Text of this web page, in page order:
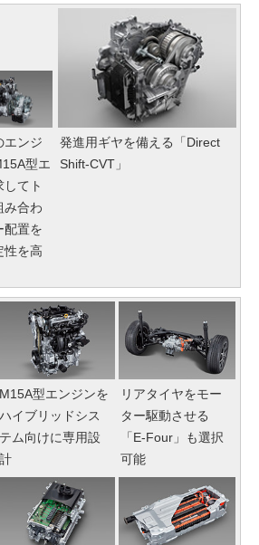
エンジ
型エ
てト
み合わ
配置を
性を高
発進用ギヤを備える「Direct
Shift-CVT」
M15A型エンジンを
ハイブリッドシス
テム向けに専用設
計
リアタイヤをモー
ター駆動させる
「E-Four」も選択
可能